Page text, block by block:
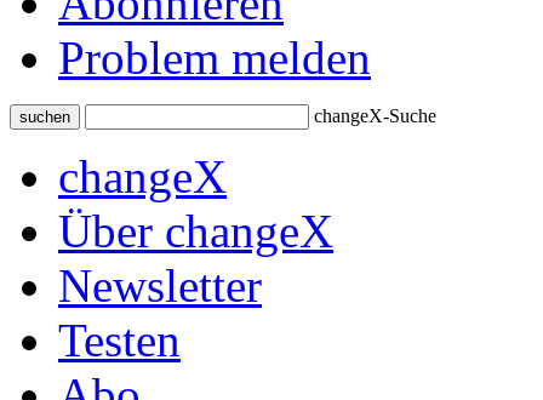
Problem melden
suchen changeX-Suche
changeX
Über changeX
Newsletter
Testen